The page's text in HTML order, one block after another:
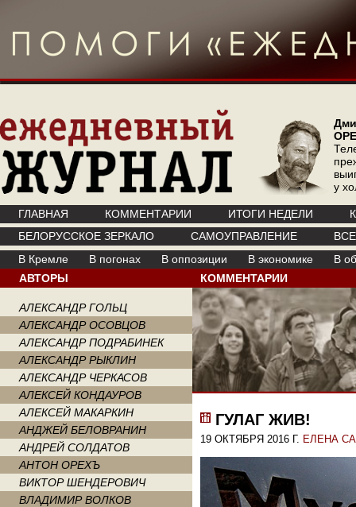
у
ГЛАВНАЯ КОММЕНТАРИИ ИТОГИ НЕДЕЛИ
БЕЛОРУССКОЕ ЗЕРКАЛО
САМОУПРАВЛЕНИЕ
В Кремле
В погонах В оппозиции В экономике
В
АВТОРЫ
АЛЕКСАНДР ГОЛЬЦ
АЛЕКСАНДР ОСОВЦОВ
АЛЕКСАНДР ПОДРАБИНЕК
АЛЕКСАНДР РЫКЛИН
АЛЕКСАНДР ЧЕРКАСОВ
АЛЕКСЕЙ КОНДАУРОВ
АЛЕКСЕЙ МАКАРКИН
АНДЖЕЙ БЕЛОВРАНИН
АНДРЕЙ СОЛДАТОВ
АНТОН ОРЕХЪ
ВИКТОР ШЕНДЕРОВИЧ
ВЛАДИМИР ВОЛКОВ
КОММЕНТАРИИ
ГУЛАГ ЖИВ!
19 ОКТЯБРЯ 2016 Г. ЕЛЕНА